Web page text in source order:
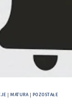
|MATURA| POZOSTAŁE